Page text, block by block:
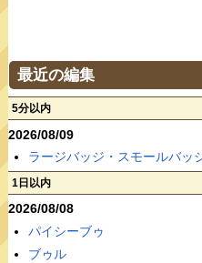
最近の編集
5分以内
2026/08/09
ラージバッジ・スモールバッ
1日以内
2026/08/08
パイシーブゥ
ブゥル